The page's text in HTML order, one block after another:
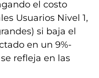
el costo
Usuarios Nivel 1,
si baja el
en un 9%-
refleja en las